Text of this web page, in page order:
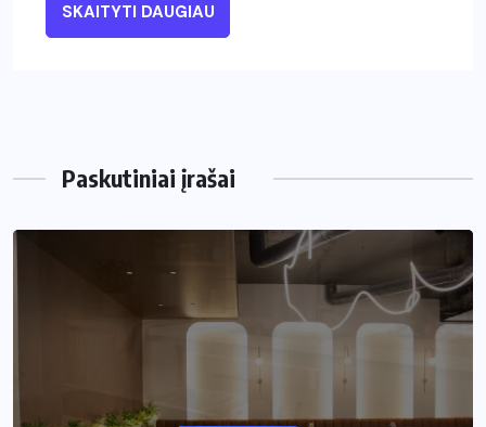
SKAITYTI DAUGIAU
Paskutiniai įrašai